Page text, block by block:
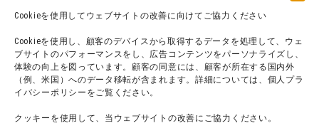
Cookieを使用してウェブサイトの改善に向けてご協力ください
Cookieを使用し、顧客のデバイスから取得するデータを処理して、ウェ
ブサイトのパフォーマンスをし、広告コンテンツをパーソナライズし、
体験の向上を図っています。顧客の同意には、顧客が所在する国内外
（例、米国）へのデータ移転が含まれます。詳細については、個人プラ
イバシーポリシーをご覧ください。
クッキーを使用して、当ウェブサイトの改善にご協力ください。
団体利用について メディア掲載実績